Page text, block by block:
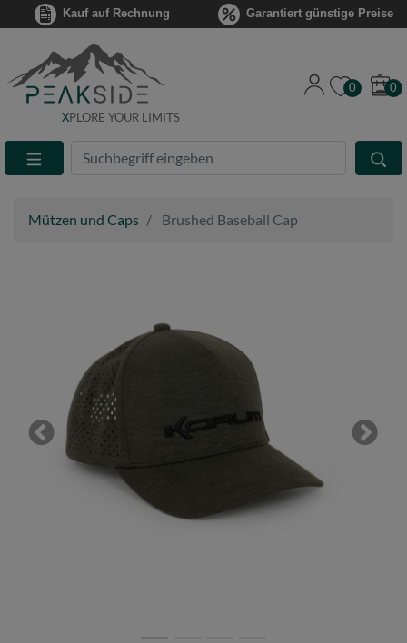
Kauf auf Rechnung Garantiert günstige Preise
XPLORE YOUR LIMITS
Suche
Eingabefeld
0 0
Mützen und Caps Brushed Baseball Cap
Previous Next